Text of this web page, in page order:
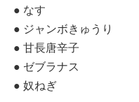
● なす
● ジャンボきゅうり
● 甘長唐辛子
● ゼブラナス
● 奴ねぎ